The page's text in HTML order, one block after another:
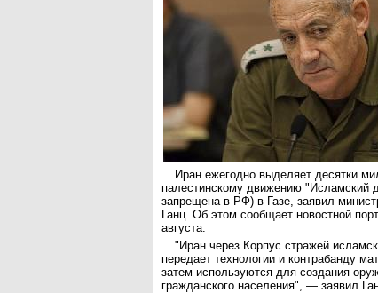
Иран ежегодно выделяет десятки
палестинскому движению "Исламский
запрещена в РФ) в Газе, заявил
Ганц. Об этом сообщает новостной
августа.
"Иран через Корпус стражей
передает технологии и контрабанду
затем используются для создания
гражданского населения", — заявил